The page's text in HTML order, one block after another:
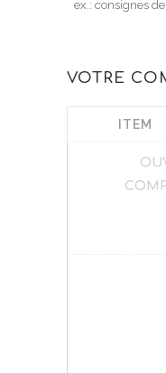
VOTRE
ITEM